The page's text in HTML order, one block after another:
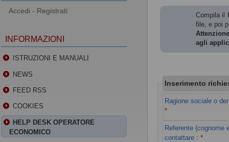
Compila il
file, e poi
agli
Inserimento
Ragione sociale o
*
Referente (cognome
contattare :*
Accedi - Registrati
INFORMAZIONI
ISTRUZIONI E MANUALI
NEWS
FEED RSS
COOKIES
HELP DESK OPERATORE
ECONOMICO